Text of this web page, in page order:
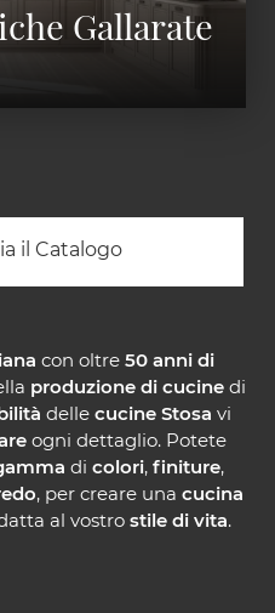
Gallarate
il Catalogo
con oltre 50 anni di
produzione di cucinedi
delle cucine Stosa vi
ogni dettaglio. Potete
di colori, finiture,
, per creare una cucina
al vostro stile di vita.